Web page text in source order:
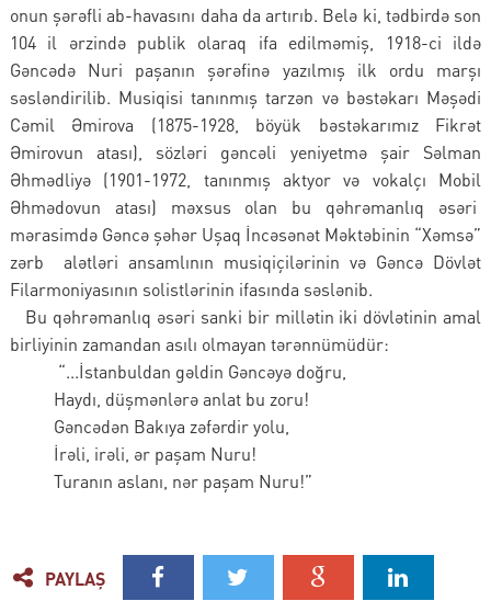
onun şərəfli ab-havasını daha da artırıb. Belə ki, tədbirdə son
104 il ərzində publik olaraq ifa edilməmiş, 1918-ci ildə
Gəncədə Nuri paşanın şərəfinə yazılmış ilk ordu marşı
səsləndirilib. Musiqisi tanınmış tarzən və bəstəkarı Məşədi
Cəmil Əmirova (1875-1928, böyük bəstəkarımız Fikrət
Əmirovun atası), sözləri gəncəli yeniyetmə şair Səlman
Əhmədliyə (1901-1972, tanınmış aktyor və vokalçı Mobil
Əhmədovun atası) məxsus olan bu qəhrəmanlıq əsəri
mərasimdə Gəncə şəhər Uşaq İncəsənət Məktəbinin “Xəmsə”
zərb alətləri ansamlının musiqiçilərinin və Gəncə Dövlət
Filarmoniyasının solistlərinin ifasında səslənib.
Bu qəhrəmanlıq əsəri sanki bir millətin iki dövlətinin amal
birliyinin zamandan asılı olmayan tərənnümüdür:
“...İstanbuldan gəldin Gəncəyə doğru,
Haydı, düşmənlərə anlat bu zoru!
Gəncədən Bakıya zəfərdir yolu,
İrəli, irəli, ər paşam Nuru!
Turanın aslanı, nər paşam Nuru!”
PAYLAŞ